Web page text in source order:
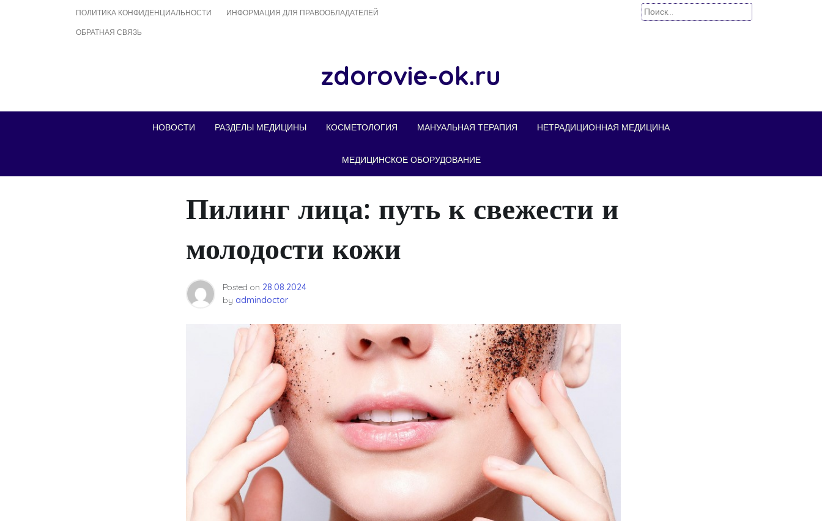
ПОЛИТИКА КОНФИДЕНЦИАЛЬНОСТИ ИНФОРМАЦИЯ ДЛЯ ПРАВООБЛАДАТЕЛЕЙ
ОБРАТНАЯ СВЯЗЬ
Найти:
zdorovie-ok.ru
НОВОСТИ РАЗДЕЛЫ МЕДИЦИНЫ КОСМЕТОЛОГИЯ МАНУАЛЬНАЯ ТЕРАПИЯ НЕТРАДИЦИОННАЯ МЕДИЦИНА
МЕДИЦИНСКОЕ ОБОРУДОВАНИЕ
Пилинг лица: путь к свежести и
молодости кожи
Posted on 28.08.2024
by admindoctor